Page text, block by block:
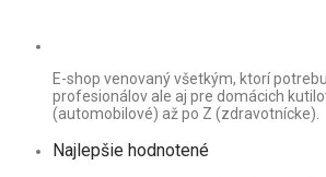
E-shop venovaný všetkým, ktorí
profesionálov ale aj pre domácich
(automobilové) až po Z (zdravotnícke).
Najlepšie hodnotené